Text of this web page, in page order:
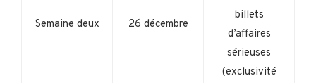
Semaine deux 26 décembre
billets
d’affaires
sérieuses
(exclusivité